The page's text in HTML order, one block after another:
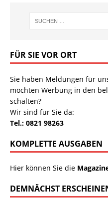
FÜR SIE VOR ORT
Sie haben Meldungen für
möchten Werbung in den
schalten?
Wir sind für Sie da:
Tel.: 0821 98263
KOMPLETTE AUSGABEN
Hier können Sie die
DEMNÄCHST